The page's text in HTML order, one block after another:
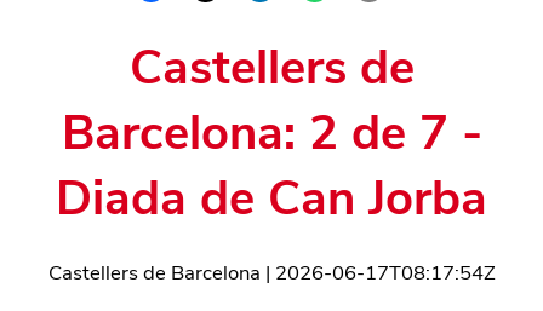
Castellers de
Barcelona: 2 de 7 -
Diada de Can Jorba
Castellers de Barcelona | 2026-06-17T08:17:54Z